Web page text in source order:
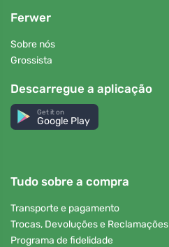
Ferwer
Sobre nós
Grossista
Descarregue a aplicação
Get it on
Google Play
Tudo sobre a compra
Transporte e pagamento
Trocas, Devoluções e Reclamações
Programa de fidelidade